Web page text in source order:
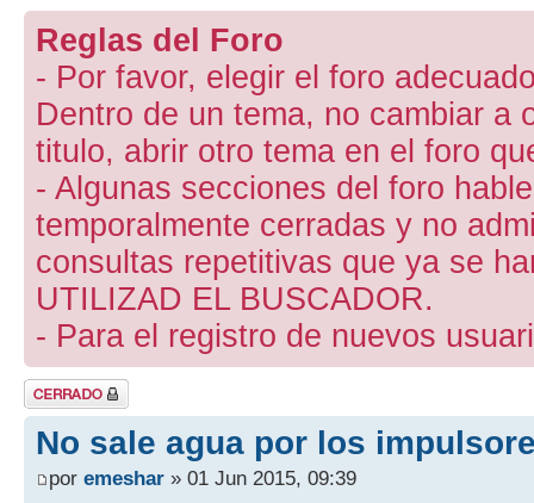
Reglas del Foro
- Por favor, elegir el foro
Dentro de un tema, no cambiar a
titulo, abrir otro tema en el foro
- Algunas secciones del foro
temporalmente cerradas y no
consultas repetitivas que ya se
UTILIZAD EL BUSCADOR.
- Para el registro de nuevos
Tema cerrado
No sale agua por los
por emeshar » 01 Jun 2015, 09:39